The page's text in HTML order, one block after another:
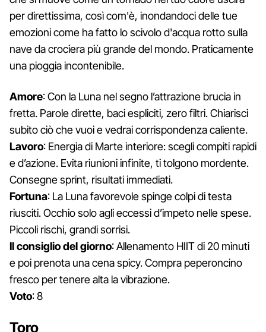
per direttissima, così com'è, inondandoci delle tue
emozioni come ha fatto lo scivolo d'acqua rotto sulla
nave da crociera più grande del mondo. Praticamente
una pioggia incontenibile.
Amore: Con la Luna nel segno l’attrazione brucia in
fretta. Parole dirette, baci espliciti, zero filtri. Chiarisci
subito ciò che vuoi e vedrai corrispondenza caliente.
Lavoro: Energia di Marte interiore: scegli compiti rapidi
e d’azione. Evita riunioni infinite, ti tolgono mordente.
Consegne sprint, risultati immediati.
Fortuna: La Luna favorevole spinge colpi di testa
riusciti. Occhio solo agli eccessi d’impeto nelle spese.
Piccoli rischi, grandi sorrisi.
Il consiglio del giorno: Allenamento HIIT di 20 minuti
e poi prenota una cena spicy. Compra peperoncino
fresco per tenere alta la vibrazione.
Voto: 8
Toro